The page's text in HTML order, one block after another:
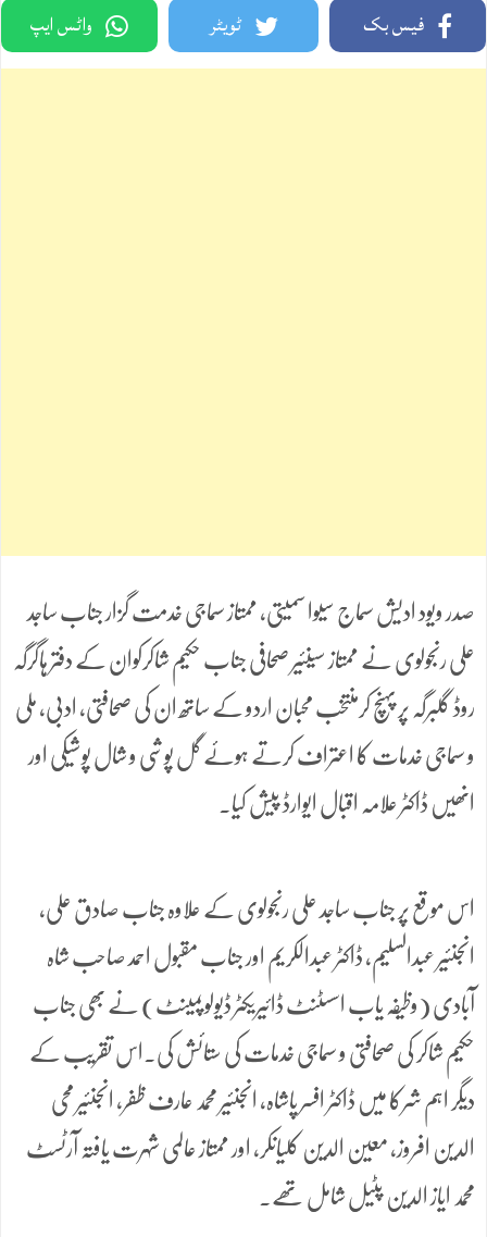
فیس بک ٹویٹر واٹس ایپ
صدر ویود ادیش سماج سیوا سمیتی، ممتاز سماجی خدمت گزار جناب ساجد
علی رنجولوی نے ممتاز سینئیر صحافی جناب حکیم شاکرکوان کے دفتر ہاگرگہ
روڈ گلبرگہ پر پہنچ کرمنتخب محبان اردو کے ساتھ ان کی صحافتی، ادبی، ملی
و سماجی خدمات کا اعتراف کرتے ہوئے گل پوشی و شال پوشیکی اور
انھیں ڈاکٹر علامہ اقبال ایوارڈ پیش کیا۔
اس موقع پر جناب ساجد علی رنجولوی کے علاوہ جناب صادق علی،
انجنئیر عبدالسلیم، ڈاکٹر عبدالکریم اور جناب مقبول احمد صاحب شاہ
آبادی (وظیفہ یاب اسسٹنٹ ڈائیریکٹر ڈیولوپمینٹ) نے بھی جناب
حکیم شاکر کی صحافتی و سماجی خدمات کی ستائش کی۔اس تقریب کے
دیگر اہم شرکا میں ڈاکٹر افسر پاشاہ، انجنئیر محمد عارف ظفر، انجنئیر محی
الدین افروز، معین الدین کلیانکر، اور ممتاز عالمی شہرت یافتہ آرٹسٹ
محمد ایاز الدین پٹیل شامل تھے۔